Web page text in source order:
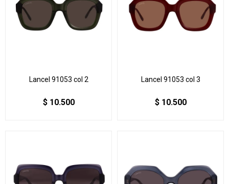
Lancel 91053 col 2
$ 10.500
Lancel 91053 col 3
$ 10.500